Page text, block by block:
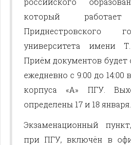
который
Приднестровского
университета имени
Приём документов будет
ежедневно с 9:00 до 14:00
корпуса «А» ПГУ.
определены 17 и 18 января.
Экзаменационный
при ПГУ, включён в